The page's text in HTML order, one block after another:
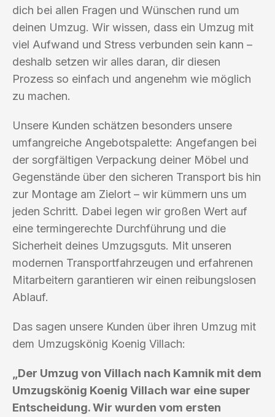
dich bei allen Fragen und Wünschen rund um
deinen Umzug. Wir wissen, dass ein Umzug mit
viel Aufwand und Stress verbunden sein kann –
deshalb setzen wir alles daran, dir diesen
Prozess so einfach und angenehm wie möglich
zu machen.
Unsere Kunden schätzen besonders unsere
umfangreiche Angebotspalette: Angefangen bei
der sorgfältigen Verpackung deiner Möbel und
Gegenstände über den sicheren Transport bis hin
zur Montage am Zielort – wir kümmern uns um
jeden Schritt. Dabei legen wir großen Wert auf
eine termingerechte Durchführung und die
Sicherheit deines Umzugsguts. Mit unseren
modernen Transportfahrzeugen und erfahrenen
Mitarbeitern garantieren wir einen reibungslosen
Ablauf.
Das sagen unsere Kunden über ihren Umzug mit
dem Umzugskönig Koenig Villach:
„Der Umzug von Villach nach Kamnik mit dem
Umzugskönig Koenig Villach war eine super
Entscheidung. Wir wurden vom ersten